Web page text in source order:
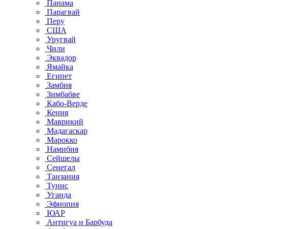
Панама
Парагвай
Перу
США
Уругвай
Чили
Эквадор
Ямайка
Египет
Замбия
Зимбабве
Кабо-Верде
Кения
Маврикий
Мадагаскар
Марокко
Намибия
Сейшелы
Сенегал
Танзания
Тунис
Уганда
Эфиопия
ЮАР
Антигуа и Барбуда